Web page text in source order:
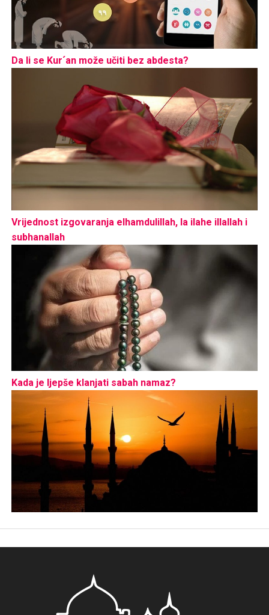
Da li se Kur´an može učiti bez abdesta?
Vrijednost izgovaranja elhamdulillah, la ilahe illallah i
subhanallah
Kada je ljepše klanjati sabah namaz?